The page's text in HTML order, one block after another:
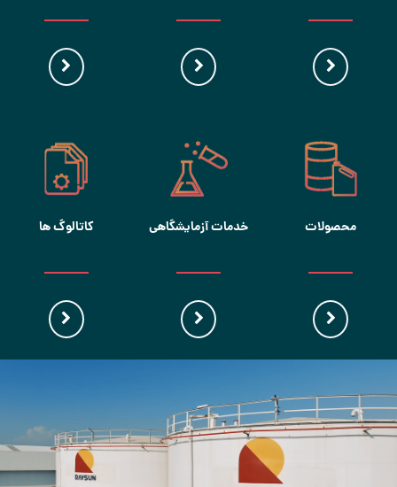
محصولات خدمات آزمایشگاهی کاتالوگ ها